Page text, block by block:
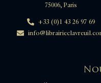
75006, Paris
+33 (0)1 43 26 97 69